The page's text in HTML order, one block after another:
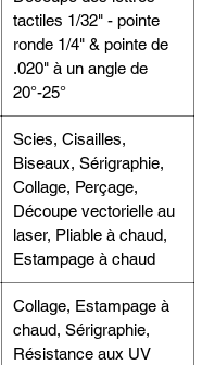
tactiles 1/32" - pointe
ronde 1/4" & pointe de
.020" à un angle de
20°-25°
Scies, Cisailles,
Biseaux, Sérigraphie,
Collage, Perçage,
Découpe vectorielle au
laser, Pliable à chaud,
Estampage à chaud
Collage, Estampage à
chaud, Sérigraphie,
Résistance aux UV